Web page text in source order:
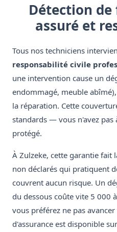
Détection
assuré et
Tous nos techniciens
responsabilité civile
une intervention cause un
endommagé, meuble
la réparation. Cette
standards — vous n'avez pas
protégé.
À Zulzeke, cette garantie fait
non déclarés qui pratiquent
couvrent aucun risque. Un
du dessous coûte vite 5 000
vous préférez ne pas
d'assurance est disponible